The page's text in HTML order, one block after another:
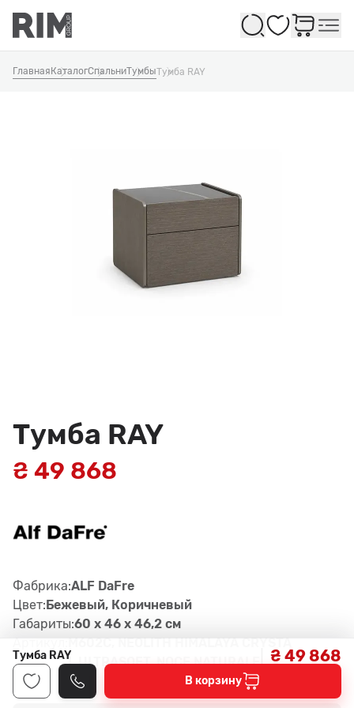
Избранное
Главная КаталогСпальниТумбыТумба RAY
Тумба RAY
₴ 49 868
Фабрика:ALF DaFre
Цвет:Бежевый, Коричневый
Габариты:60 x 46 x 46,2 см
Артикул:
M602C, NEOLITH HIMALAYA CRYSTA
L ULTRASOFT, NOCE NATURALE
Тумба RAY ₴ 49 868
В корзину